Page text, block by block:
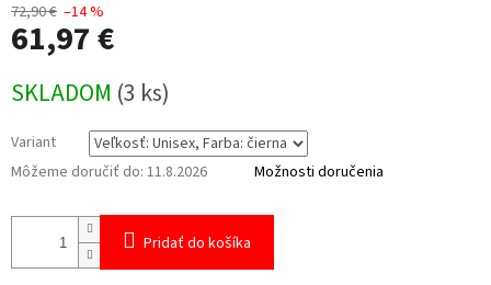
72,90 € –14 %
61,97 €
cena:
SKLADOM (3 ks)
Variant
Môžeme doručiť do: 11.8.2026 Možnosti doručenia
Pridať do košíka